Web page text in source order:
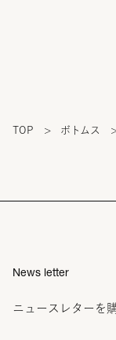
TOP > ボトムス
News letter
ニュースレターを